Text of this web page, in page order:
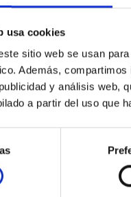
usa cookies
sitio web se usan
Además,
y análisis web,
a partir del uso que